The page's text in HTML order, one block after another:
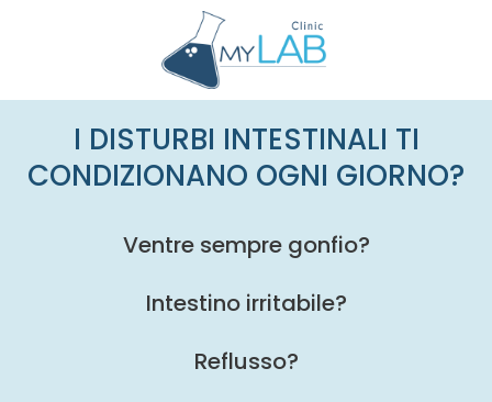
I DISTURBI INTESTINALI TI
CONDIZIONANO OGNI GIORNO?
Ventre sempre gonfio?
Intestino irritabile?
Reflusso?